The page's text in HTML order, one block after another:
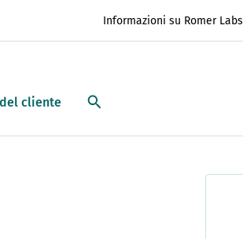
cliente
Informazioni su Romer Labs